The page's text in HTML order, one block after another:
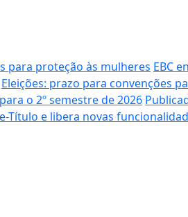
para proteção às mulheres EBC
Eleições: prazo para convenções
o 2º semestre de 2026
Título e libera novas